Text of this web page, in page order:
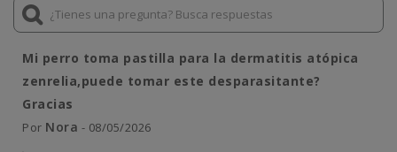
Mi perro toma pastilla para la dermatitis atópica
zenrelia,puede tomar este desparasitante?
Gracias
Por Nora - 08/05/2026